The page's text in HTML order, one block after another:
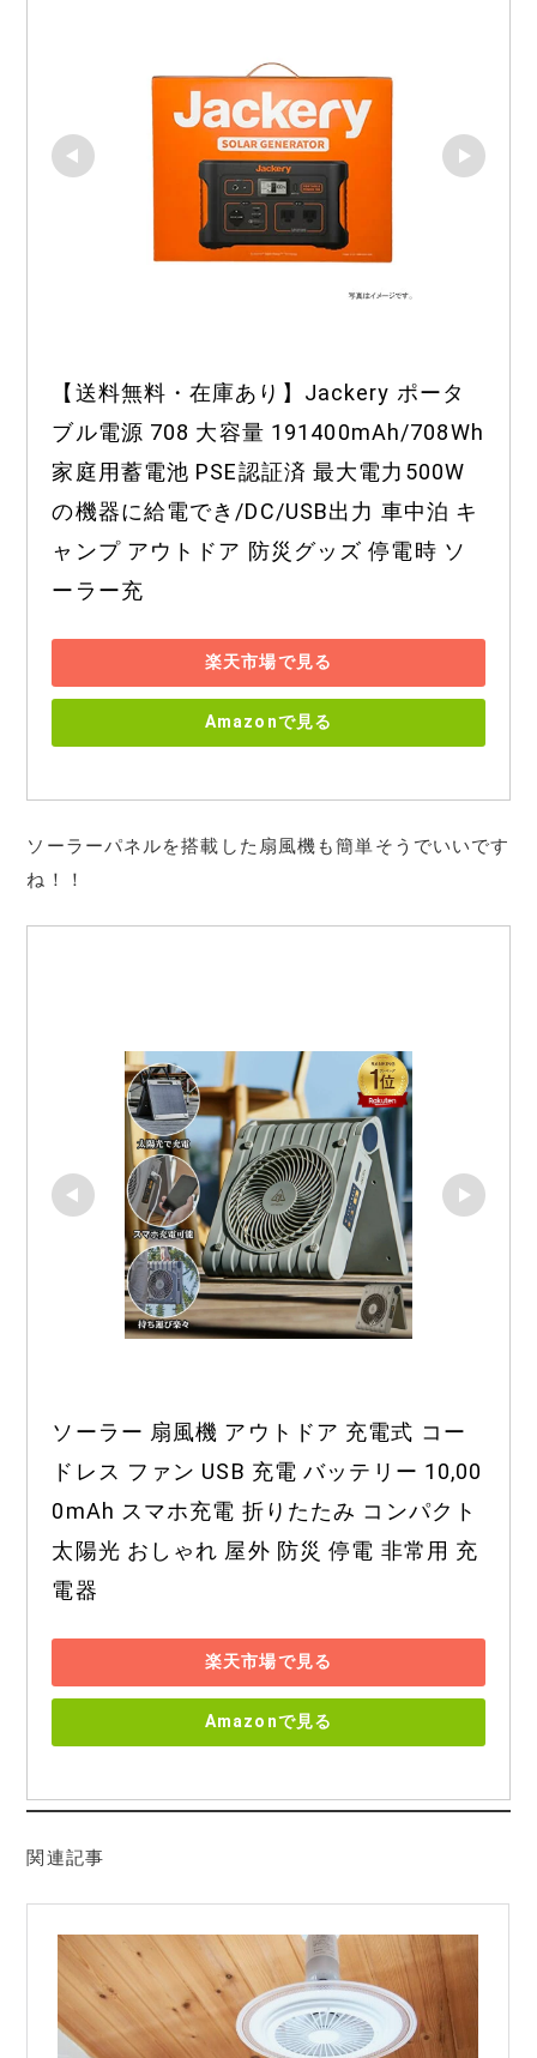
【送料無料・在庫あり】Jackery ポータ
ブル電源 708 大容量 191400mAh/708Wh
家庭用蓄電池 PSE認証済 最大電力500W
の機器に給電でき/DC/USB出力 車中泊 キ
ャンプ アウトドア 防災グッズ 停電時 ソ
ーラー充
楽天市場で見る
Amazonで見る
ソーラーパネルを搭載した扇風機も簡単そうでいいです
ね！！
ソーラー 扇風機 アウトドア 充電式 コー
ドレス ファン USB 充電 バッテリー 10,00
0mAh スマホ充電 折りたたみ コンパクト
太陽光 おしゃれ 屋外 防災 停電 非常用 充
電器
楽天市場で見る
Amazonで見る
関連記事